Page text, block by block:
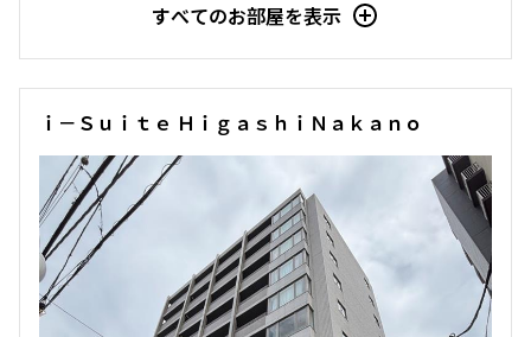
すべてのお部屋を表示
ｉ－Ｓｕｉｔｅ ＨｉｇａｓｈｉＮａｋａｎｏ